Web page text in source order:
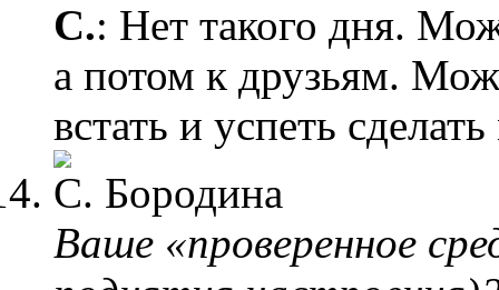
С.: Нет такого дня.
а потом к друзьям.
встать и успеть
Ваше «проверенное